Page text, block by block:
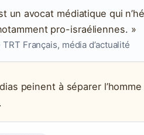
un avocat médiatique qui
pro-israéliennes. »
Français, média d’actualité
peinent à séparer